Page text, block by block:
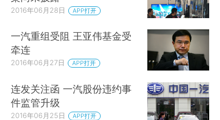
2016年06月28日 APP打开
一汽重组受阻 王亚伟基金受
牵连
2016年06月27日 APP打开
连发关注函 一汽股份违约事
件监管升级
2016年06月25日 APP打开